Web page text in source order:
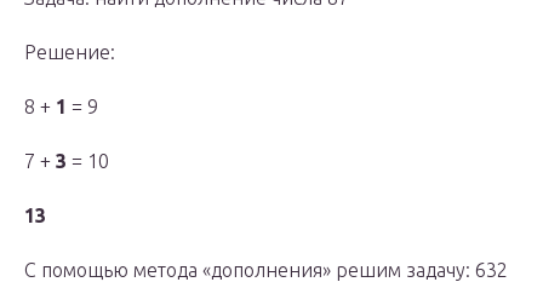
Решение:
8 + 1 = 9
7 + 3 = 10
13
С помощью метода «дополнения» решим задачу: 632